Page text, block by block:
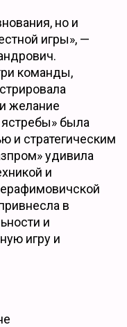
но и
игры», —
команды,
желание
была
и стратегическим
удивила
и
в
и
игру и